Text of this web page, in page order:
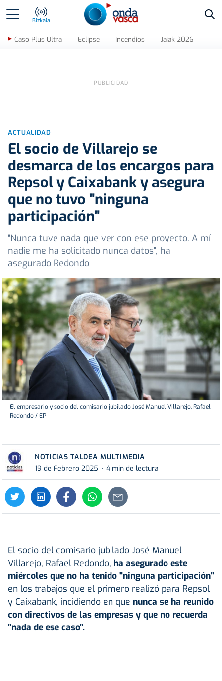
Bizkaia
Caso Plus Ultra Eclipse Incendios Jaiak 2026
ACTUALIDAD
El socio de Villarejo se
desmarca de los encargos para
Repsol y Caixabank y asegura
que no tuvo "ninguna
participación"
"Nunca tuve nada que ver con ese proyecto. A mí
nadie me ha solicitado nunca datos", ha
asegurado Redondo
El empresario y socio del comisario jubilado José Manuel Villarejo, Rafael
Redondo / EP
NOTICIAS TALDEA MULTIMEDIA
19 de Febrero 2025
4 min de lectura
El socio del comisario jubilado José Manuel
Villarejo, Rafael Redondo, ha asegurado este
miércoles que no ha tenido "ninguna participación"
en los trabajos que el primero realizó para Repsol
y Caixabank, incidiendo en que nunca se ha reunido
con directivos de las empresas y que no recuerda
"nada de ese caso".